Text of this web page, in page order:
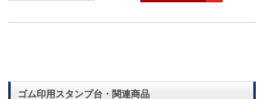
ゴム印用スタンプ台・関連商品